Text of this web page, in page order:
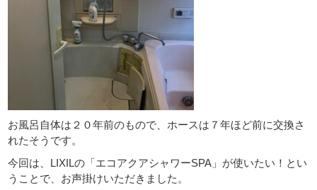
お風呂自体は２０年前のもので、ホースは７年ほど前に交換さ
れたそうです。
今回は、LIXILの「エコアクアシャワーSPA」が使いたい！とい
うことで、お声掛けいただきました。